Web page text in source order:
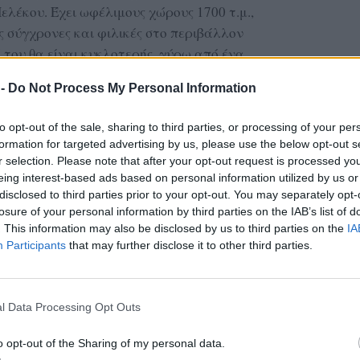
Do Not Process My Personal Information
opt-out of the sale, sharing to third parties, or processing of your
for targeted advertising by us, please use the below opt-out
selection. Please note that after your opt-out request is processed
interest-based ads based on personal information utilized by us
to third parties prior to your opt-out. You may separately
of your personal information by third parties on the IAB’s list of
This information may also be disclosed by us to third parties on the
Participants that may further disclose it to other third parties.
Data Processing Opt Outs
opt-out of the Sharing of my personal data.
Έχει ωφέλιμους χώρους 1700 τ.μ.,
και φιλικές στο περιβάλλον
θα είναι κυκλοτερής, γύρω από ένα
γίνεται από δύο εισόδους. Θα διαθέτει
(400 τ.μ.). Το κτήριο θα αναπτύσσεται σε
στα αποτελέσματα αναζήτησης
on Google ↗